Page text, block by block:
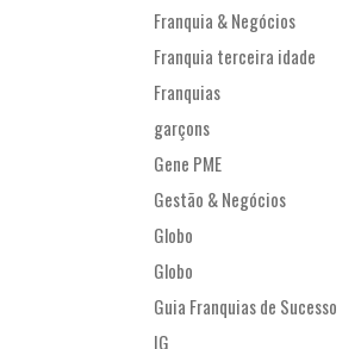
Franquia & Negócios
Franquia terceira idade
Franquias
garçons
Gene PME
Gestão & Negócios
Globo
Globo
Guia Franquias de Sucesso
IG